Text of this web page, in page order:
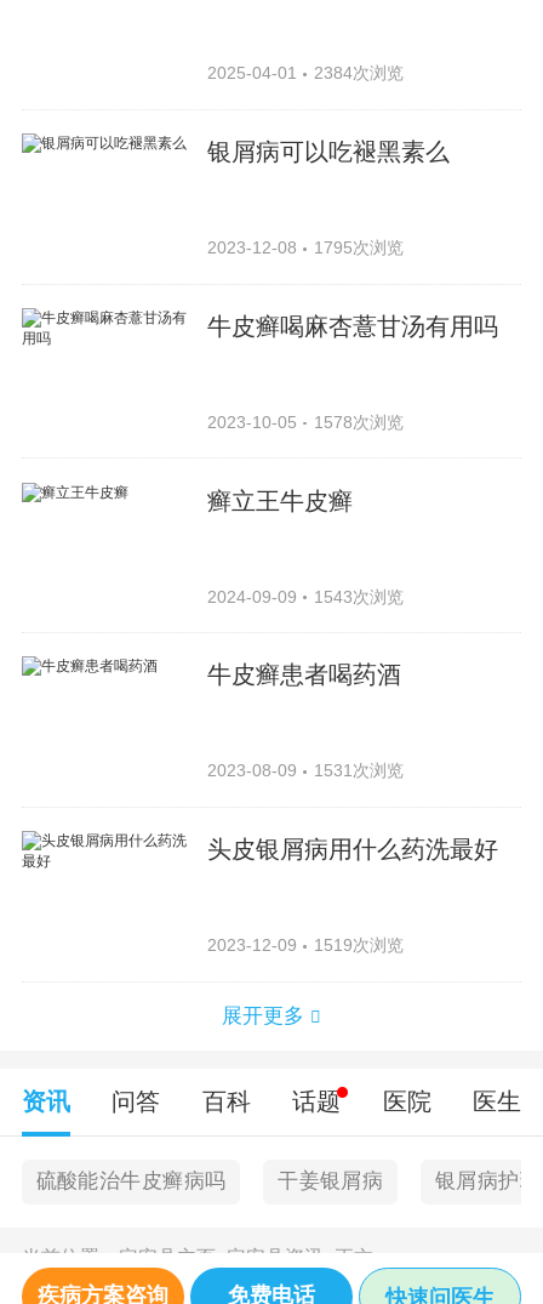
2025-04-01 2384次浏览
银屑病可以吃褪黑素么
2023-12-08 1795次浏览
牛皮癣喝麻杏薏甘汤有用吗
2023-10-05 1578次浏览
癣立王牛皮癣
2024-09-09 1543次浏览
牛皮癣患者喝药酒
2023-08-09 1531次浏览
头皮银屑病用什么药洗最好
2023-12-09 1519次浏览
展开更多
资讯 问答 百科 话题 医院 医生
硫酸能治牛皮癣病吗 干姜银屑病 银屑病护
当前位置： 定安县主页> 定安县资讯 正文
疾病方案咨询 免费电话 快速问医生